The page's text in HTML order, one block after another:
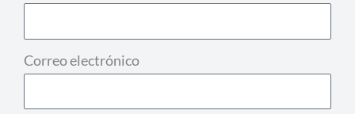
Correo electrónico